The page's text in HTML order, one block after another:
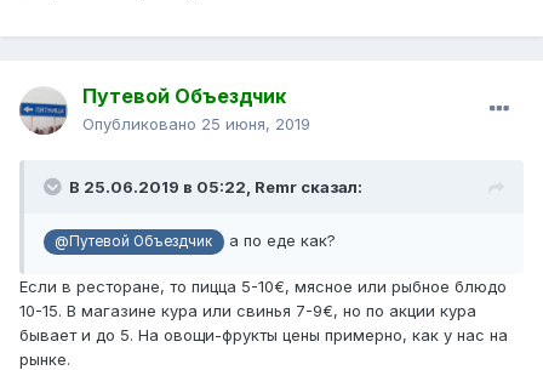
Путевой Объездчик
Опубликовано 25 июня, 2019
В 25.06.2019 в 05:22, Remr сказал:
@Путевой Объездчик а по еде как?
Если в ресторане, то пицца 5-10€, мясное или рыбное блюдо
10-15. В магазине кура или свинья 7-9€, но по акции кура
бывает и до 5. На овощи-фрукты цены примерно, как у нас на
рынке.